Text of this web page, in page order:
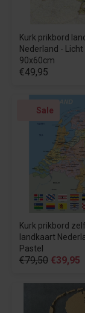
Kurk prikbord
Nederland - Licht
90x60cm
€49,95
Sale
Kurk prikbord
landkaart
Pastel
€79,50 €39,95